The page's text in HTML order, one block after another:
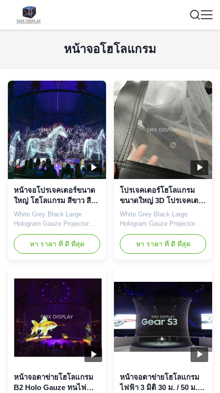
หน้าจอโฮโลแกรม
หน้าจอโปรเจคเตอร์ขนาด
ใหญ่ โฮโลแกรม สีขาว สี
เทา สีดํา โฮโลแกรม Mesh
White Grey Black Large
Hologram Gauze Projector
Screen 3d Holographic Stage
Projection Display Hologram
Mesh Screen Product
allowing participants to make
presentations behind our near-
invisible gauze while
informative and entertaining ...
หา ราคา ที่ ดี ที่สุด
โปรเจคเตอร์โฮโลแกรม
ขนาดใหญ่ 3D โปรเจคเต
อร์โฮโลแกรม
White Grey Black Large
Hologram Gauze Projector
Screen 3d Holographic Stage
Projection Display Hologram
Mesh Screen What is the
the type of screen that is
being used to do a
Holographic projection. The
words Mesh, Net, or ...
หา ราคา ที่ ดี ที่สุด
หน้าจอตาข่ายโฮโลแกรม
B2 Holo Gauze ทนไฟ
หน้าจอตาข่ายโฮโลแกรม
ไฟฟ้า 3 มิติ 30 ม. / 50 ม.